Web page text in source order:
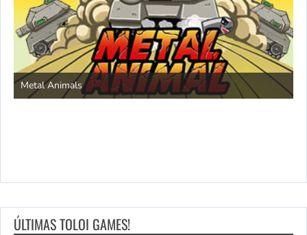
Metal Animals
ÚLTIMAS TOLOI GAMES!